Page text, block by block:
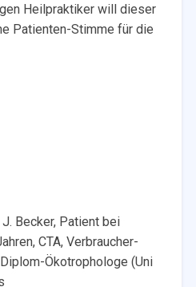
Heilpraktiker will dieser
Patienten-Stimme für die
Becker, Patient bei
CTA, Verbraucher-
Ökotrophologe (Uni